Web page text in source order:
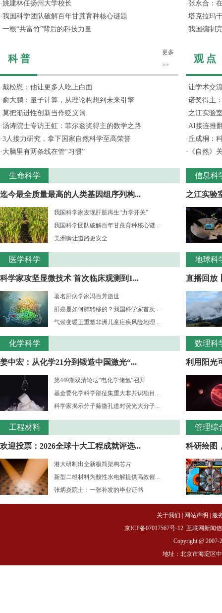
·姚建林任扬州大学校长
·我国科学团队破解百年甘蔗育种核心谜题
·一根“共富竹”背后的科技力量
科 普
更多
>>
·戴松恩：他让更多人吃上白面
·俞大鹏：量子计算，从理论构想到未来引擎
·莫把渐进性创新当作贬义词
·汤涛院士专访王虹：菲尔兹奖得主的数学之路
·3人接力研究，拿下国家自然科学至高荣誉
· 大脑里有两条线在管“习惯”
生命科学
迄今最全质量最高的人类基因组序列构...
我国科学家发现肝脏再生“力学开关”
我国科学团队破解百年甘蔗育种核心谜...
美洲狮让道路更安全
医学科学
科学家攻坚显微技术 首次临床观测到1...
著名肝病学家冯百芳逝世
肝癌是如何肺转移的？我国科学家首次...
气候变暖正重塑非洲儿童疟疾风险地理...
化学科学
姜中宏：从化学21分到锻造中国激光“...
第449期双清论坛“电化学储氢”召开
基金委化学科学部征集重大非共识项目...
科学家揭示分子筛微孔道对荧光大分子...
工程材料
欢迎投票：2026全球十大工程成就评选...
港大研制出全新极简架构芯片
新型二维材料为酸性水电解提供高效催...
张炳炎院士：一张补发的毕业证书
·张永合：
·塔克拉玛
·我国编制
观 点
·让学术交
·诺奖得主
· 之江实验
·AI接连推
· 丘成桐：
·
《自然》
信息科
之江实验
地球科
直播回放
数理科
利用阳光
管理综
科研绘图
关于我们 网站声明
服
京ICP备07017567号-12 互联网新闻
Copyright @ 2007-
地址：北京市海淀区